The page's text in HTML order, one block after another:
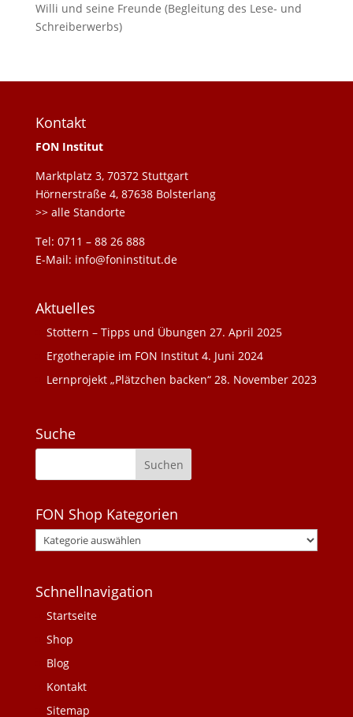
Willi und seine Freunde (Begleitung des Lese- und
Schreiberwerbs)
Kontakt
FON Institut
Marktplatz 3, 70372 Stuttgart
Hörnerstraße 4, 87638 Bolsterlang
>> alle Standorte
Tel: 0711 – 88 26 888
E-Mail: info@foninstitut.de
Aktuelles
Stottern – Tipps und Übungen 27. April 2025
Ergotherapie im FON Institut 4. Juni 2024
Lernprojekt „Plätzchen backen“ 28. November 2023
Suche
FON Shop Kategorien
Schnellnavigation
Startseite
Shop
Blog
Kontakt
Sitemap